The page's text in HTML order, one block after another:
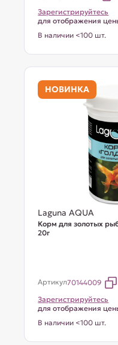
Зарегистрируйтесь
для отображения
В наличии <100 шт.
НОВИНКА
Laguna AQUA
Корм для золотых
20г
Артикул70144009
Зарегистрируйтесь
для отображения
В наличии <100 шт.